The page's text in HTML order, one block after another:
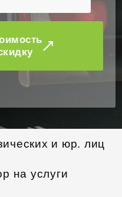
и юр. лиц
на услуги